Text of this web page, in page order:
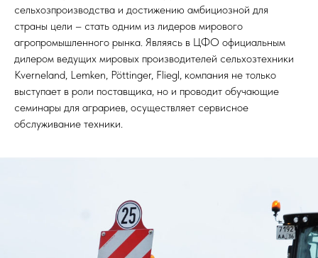
сельхозпроизводства и достижению амбициозной для
страны цели – стать одним из лидеров мирового
агропромышленного рынка. Являясь в ЦФО официальным
дилером ведущих мировых производителей сельхозтехники
Kverneland, Lemken, Pöttinger, Fliegl, компания не только
выступает в роли поставщика, но и проводит обучающие
семинары для аграриев, осуществляет сервисное
обслуживание техники.